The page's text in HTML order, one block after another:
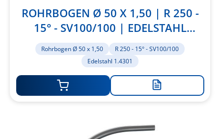
ROHRBOGEN Ø 50 X 1,50 | R 250 -
15° - SV100/100 | EDELSTAHL
1.4301
Rohrbogen Ø 50 x 1,50
R 250 - 15° - SV100/100
Edelstahl 1.4301
Zur